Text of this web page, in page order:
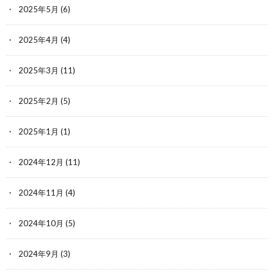
2025年5月 (6)
2025年4月 (4)
2025年3月 (11)
2025年2月 (5)
2025年1月 (1)
2024年12月 (11)
2024年11月 (4)
2024年10月 (5)
2024年9月 (3)